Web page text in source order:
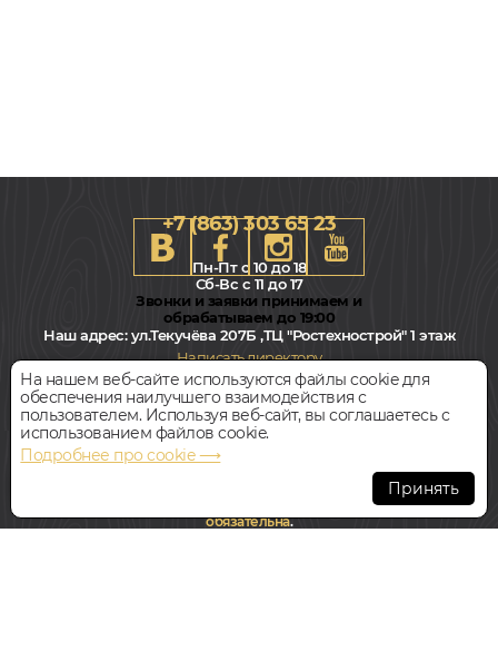
+7 (863) 303 65 23
Пн-Пт с 10 до 18
Сб-Вс с 11 до 17
Звонки и заявки принимаем и
обрабатываем до 19:00
Наш адрес:ул.Текучёва 207Б ,ТЦ "Ростехнострой" 1 этаж
Написать директору
Всегда свободная парковка
© Интернет-магазин Polvamvdom.ru 2011-2026. Все права
При копировании материалов прямая ссылка на сайт
обязательна.
На нашем веб-сайте используются файлы cookie для
обеспечения наилучшего взаимодействия с
пользователем. Используя веб-сайт, вы соглашаетесь с
использованием файлов cookie.
Подробнее про cookie ⟶
Принять